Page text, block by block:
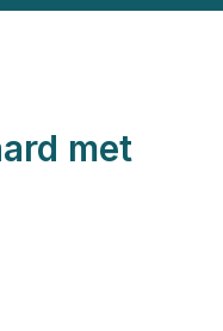
met